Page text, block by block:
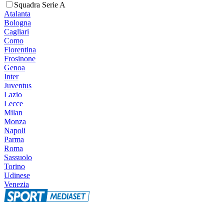
Squadra Serie A
Atalanta
Bologna
Cagliari
Como
Fiorentina
Frosinone
Genoa
Inter
Juventus
Lazio
Lecce
Milan
Monza
Napoli
Parma
Roma
Sassuolo
Torino
Udinese
Venezia